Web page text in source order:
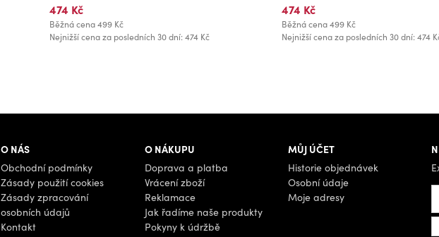
474 Kč
Běžná cena499 Kč
Nejnižší cena za posledních 30 dní: 474 Kč
474 Kč
Běžná cena499 Kč
Nejnižší cena za posledních 30 dní: 474
O NÁS
Obchodní podmínky
Zásady použití cookies
Zásady zpracování
osobních údajů
Kontakt
O NÁKUPU
Doprava a platba
Vrácení zboží
Reklamace
Jak řadíme naše produkty
Pokyny k údržbě
MŮJ ÚČET
Historie objednávek
Osobní údaje
Moje adresy